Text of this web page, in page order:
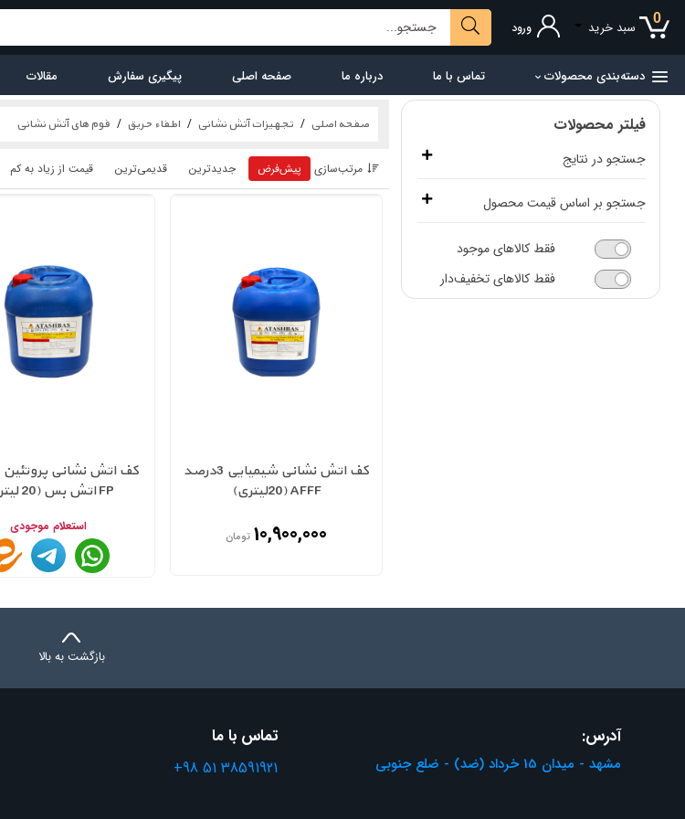
0 سبد خرید ورود
دسته‌بندی محصولات تماس با ما درباره ما صفحه اصلی پیگیری سفارش مقالات
فیلتر محصولات
جستجو در نتایج
جستجو بر اساس قیمت محصول
19305000
فقط کالاهای موجود
فقط کالاهای تخفیف‌دار
صفحه اصلی تجهیزات آتش نشانی اطفاء حریق فوم های آتش نشانی
مرتب‌سازی پیش‌فرض جدیدترین قدیمی‌ترین قيمت از زیاد به کم
کف اتش نشانی شیمیایی 3درصد
AFFF (20لیتری)
10,900,000 تومان
FP اتش بس (20 لیتری)
استعلام موجودی
بازگشت به بالا
آدرس:
مشهد - میدان 15 خرداد (ضد) - ضلع جنوبی
تماس با ما
+98 51 38591921